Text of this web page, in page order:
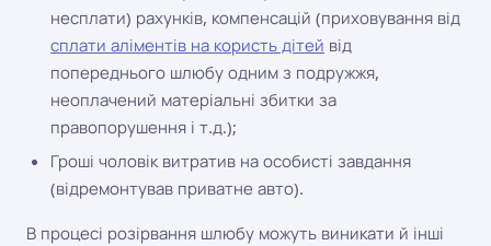
несплати) рахунків, компенсацій (приховування від
сплати аліментів на користь дітей від
попереднього шлюбу одним з подружжя,
неоплачений матеріальні збитки за
правопорушення і т.д.);
Гроші чоловік витратив на особисті завдання
(відремонтував приватне авто).
В процесі розірвання шлюбу можуть виникати й інші